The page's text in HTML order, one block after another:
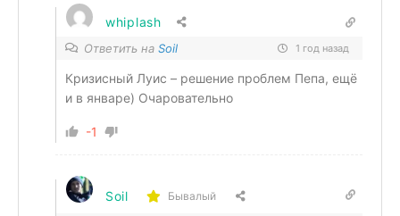
whiplash
Ответить на Soil 1 год назад
Кризисный Луис – решение проблем Пепа, ещё
и в январе) Очаровательно
-1
Soil Бывалый